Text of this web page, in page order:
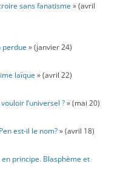
sans fanatisme » (avril
perdue » (janvier 24)
laïque » (avril 22)
l’universel ?» (mai 20)
est-il le nom?» (avril 18)
principe. Blasphème et